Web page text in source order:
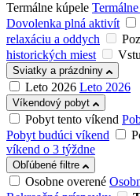
Termálne kúpele
Dovolenka plná aktivít
relaxáciu a oddych
historických miest
Sviatky a prázdniny
Leto 2026 Leto 2026
Víkendový pobyt
Pobyt tento víkend
Pobyt budúci víkend
víkend o 3 týždne
Obľúbené filtre
Osobne overené